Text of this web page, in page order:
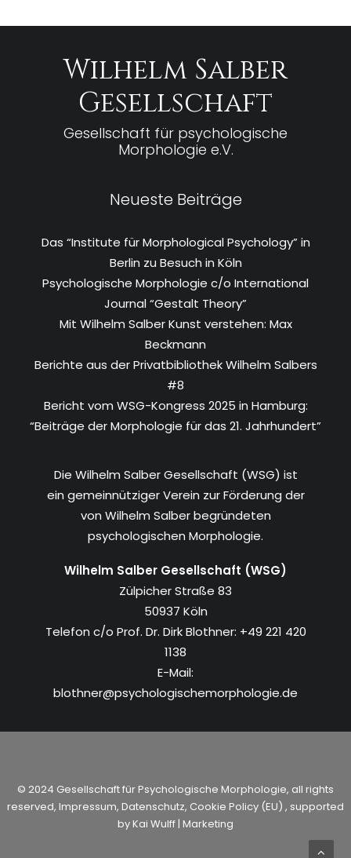
Wilhelm Salber
Gesellschaft
Gesellschaft für psychologische
Morphologie e.V.
Neueste Beiträge
Das “Institute für Morphological Psychology” in
Berlin zu Besuch in Köln
Psychologische Morphologie c/o International
Journal “Gestalt Theory”
Mit Wilhelm Salber Kunst verstehen: Max
Beckmann
Berichte aus der Privatbibliothek Wilhelm Salbers
#8
Bericht vom WSG-Kongress 2025 in Hamburg:
“Beiträge der Morphologie für das 21. Jahrhundert”
Die Wilhelm Salber Gesellschaft (WSG) ist
ein gemeinnütziger Verein zur Förderung der
von Wilhelm Salber begründeten
psychologischen Morphologie.
Wilhelm Salber Gesellschaft (WSG)
Zülpicher Straße 83
50937 Köln
Telefon c/o Prof. Dr. Dirk Blothner: +49 221 420
1138
E-Mail:
blothner@psychologischemorphologie.de
© 2024 Gesellschaft für Psychologische Morphologie, all rights
reserved, Impressum, Datenschutz, Cookie Policy (EU) , supported
byKai Wulff | Marketing